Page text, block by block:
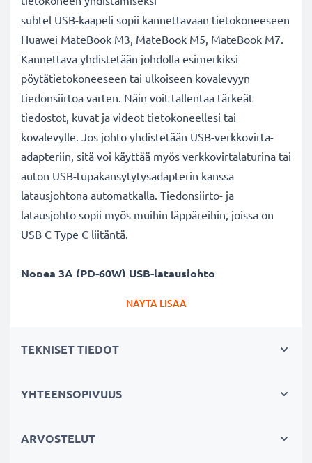
subtel USB-kaapeli sopii kannettavaan tietokoneeseen
Huawei MateBook M3, MateBook M5, MateBook M7.
Kannettava yhdistetään johdolla esimerkiksi
pöytätietokoneeseen tai ulkoiseen kovalevyyn
tiedonsiirtoa varten. Näin voit tallentaa tärkeät
tiedostot, kuvat ja videot tietokoneellesi tai
kovalevylle. Jos johto yhdistetään USB-verkkovirta-
adapteriin, sitä voi käyttää myös verkkovirtalaturina tai
auton USB-tupakansytytysadapterin kanssa
latausjohtona automatkalla. Tiedonsiirto- ja
latausjohto sopii myös muihin läppäreihin, joissa on
USB C Type C liitäntä.
Nopea 3A (PD-60W) USB-latausjohto
murtumattomat liitimet
läppäreihin, joissa on vastaava USB C Type
NÄYTÄ LISÄÄ
TEKNISET TIEDOT
YHTEENSOPIVUUS
ARVOSTELUT